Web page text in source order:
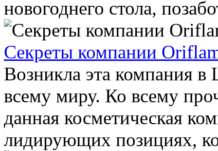
новогоднего стола,
Секреты компании
Возникла эта компания
всему миру. Ко всему
данная косметическая
лидирующих позициях,